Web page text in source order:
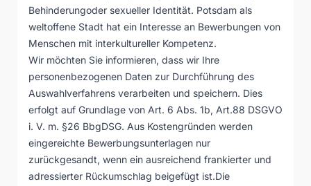
Behinderungoder sexueller Identität. Potsdam als
weltoffene Stadt hat ein Interesse an Bewerbungen von
Menschen mit interkultureller Kompetenz.
Wir möchten Sie informieren, dass wir Ihre
personenbezogenen Daten zur Durchführung des
Auswahlverfahrens verarbeiten und speichern. Dies
erfolgt auf Grundlage von Art. 6 Abs. 1b, Art.88 DSGVO
i. V. m. §26 BbgDSG. Aus Kostengründen werden
eingereichte Bewerbungsunterlagen nur
zurückgesandt, wenn ein ausreichend frankierter und
adressierter Rückumschlag beigefügt ist.Die